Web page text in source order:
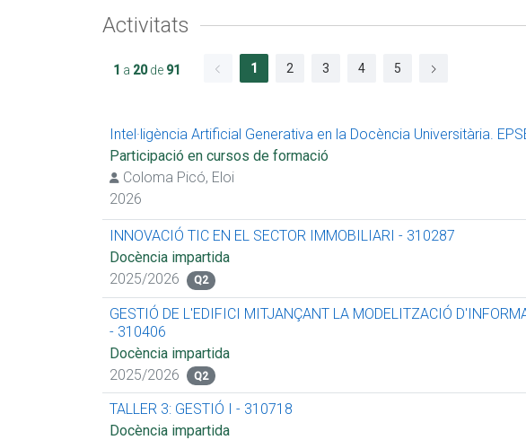
Activitats
1 a 20de 91 1 2 3 4 5
Intel·ligència Artificial Generativa en la Docència Universitària.
Participació en cursos de formació
Coloma Picó, Eloi
2026
INNOVACIÓ TIC EN EL SECTOR IMMOBILIARI - 310287
Docència impartida
2025/2026
Q2
GESTIÓ DE L'EDIFICI MITJANÇANT LA MODELITZACIÓ
- 310406
Docència impartida
2025/2026
Q2
TALLER 3: GESTIÓ I - 310718
Docència impartida